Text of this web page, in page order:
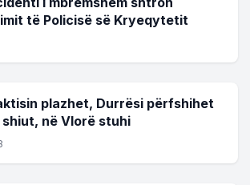
të Policisë së Kryeqytetit
plazhet, Durrësi përfshihet
në Vlorë stuhi